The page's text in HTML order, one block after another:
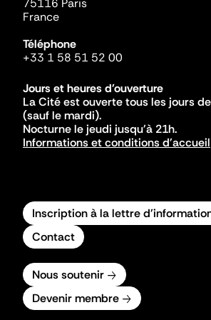
75116 Paris
France
Téléphone
+33 1 58 51 52 00
Jours et heures d'ouverture
La Cité est ouverte tous les jours
(sauf le mardi).
Nocturne le jeudi jusqu'à 21h.
Informations et conditions d'accueil
Inscription à la lettre
Contact
Nous soutenir
Devenir membre